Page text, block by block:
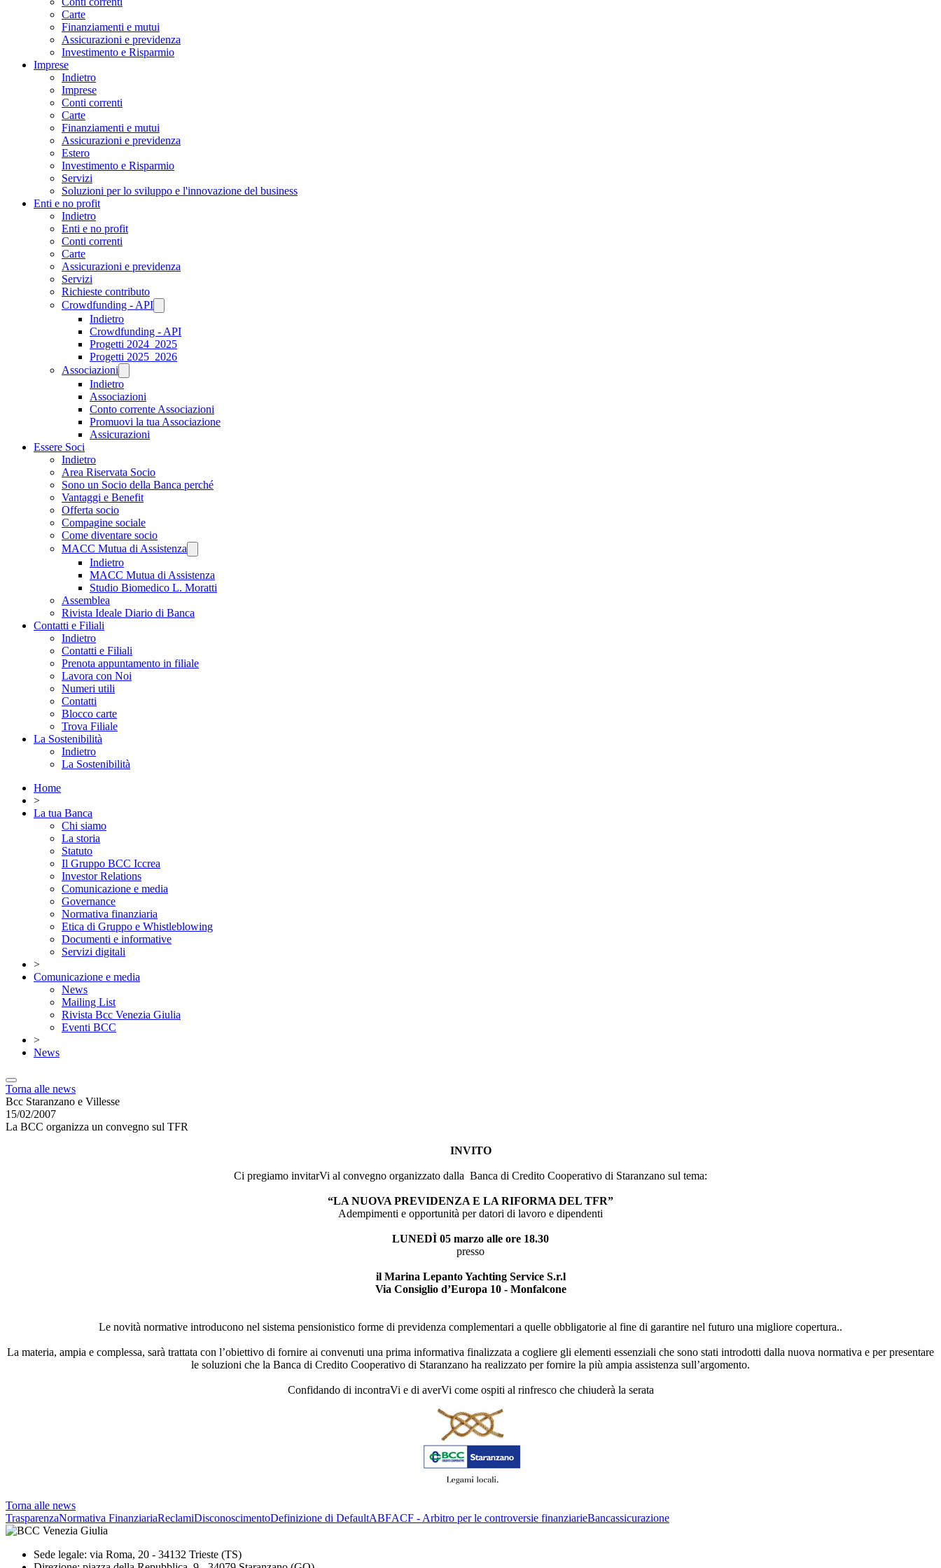
Carte
Finanziamenti e mutui
Assicurazioni e previdenza
Investimento e Risparmio
Imprese
Indietro
Imprese
Conti correnti
Carte
Finanziamenti e mutui
Assicurazioni e previdenza
Estero
Investimento e Risparmio
Servizi
Soluzioni per lo sviluppo e l'innovazione del business
Enti e no profit
Indietro
Enti e no profit
Conti correnti
Carte
Assicurazioni e previdenza
Servizi
Richieste contributo
Crowdfunding - API
Indietro
Crowdfunding - API
Progetti 2024_2025
Progetti 2025_2026
Associazioni
Indietro
Associazioni
Conto corrente Associazioni
Promuovi la tua Associazione
Assicurazioni
Essere Soci
Indietro
Area Riservata Socio
Sono un Socio della Banca perché
Vantaggi e Benefit
Offerta socio
Compagine sociale
Come diventare socio
MACC Mutua di Assistenza
Indietro
MACC Mutua di Assistenza
Studio Biomedico L. Moratti
Assemblea
Rivista Ideale Diario di Banca
Contatti e Filiali
Indietro
Contatti e Filiali
Prenota appuntamento in filiale
Lavora con Noi
Numeri utili
Contatti
Blocco carte
Trova Filiale
La Sostenibilità
Indietro
La Sostenibilità
Home
>
La tua Banca
Chi siamo
La storia
Statuto
Il Gruppo BCC Iccrea
Investor Relations
Comunicazione e media
Governance
Normativa finanziaria
Etica di Gruppo e Whistleblowing
Documenti e informative
Servizi digitali
>
Comunicazione e media
News
Mailing List
Rivista Bcc Venezia Giulia
Eventi BCC
>
News
Torna alle news
Bcc Staranzano e Villesse
15/02/2007
La BCC organizza un convegno sul TFR
INVITO
Ci pregiamo invitarVi al convegno organizzato dalla Banca di Credito Cooperativo di Staranzano sul tema:
“LA NUOVA PREVIDENZA E LA RIFORMA DEL TFR”
Adempimenti e opportunità per datori di lavoro e dipendenti
LUNEDÌ 05 marzo alle ore 18.30
presso
il Marina Lepanto Yachting Service S.r.l
Via Consiglio d’Europa 10 - Monfalcone
Le novità normative introducono nel sistema pensionistico forme di previdenza complementari a quelle obbligatorie al fine di garantire nel futuro una migliore copertura..
La materia, ampia e complessa, sarà trattata con l’obiettivo di fornire ai convenuti una prima informativa finalizzata a cogliere gli elementi essenziali che sono stati introdotti dalla nuova normativa e per presentare
le soluzioni che la Banca di Credito Cooperativo di Staranzano ha realizzato per fornire la più ampia assistenza sull’argomento.
Confidando di incontraVi e di averVi come ospiti al rinfresco che chiuderà la serata
Torna alle news
TrasparenzaNormativa FinanziariaReclamiDisconoscimentoDefinizione di DefaultABFACF - Arbitro per le controversie finanziarieBancassicurazione
Sede legale: via Roma, 20 - 34132 Trieste (TS)